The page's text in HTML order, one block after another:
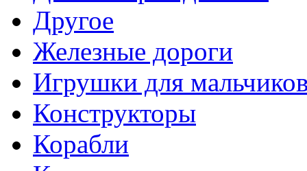
Другое
Железные дороги
Игрушки для
Конструкторы
Корабли